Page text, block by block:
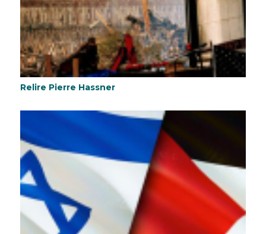
Relire Pierre Hassner